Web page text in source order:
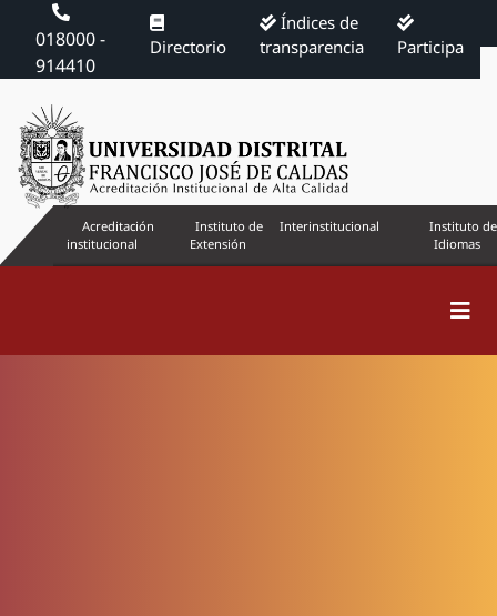
018000 -
914410
Directorio
Índices de
transparencia
Participa
Acreditación
institucional
Instituto de
Extensión
Interinstitucional
Instituto de
Idiomas